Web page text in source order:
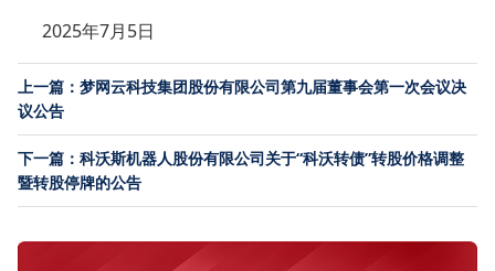
2025年7月5日
上一篇：梦网云科技集团股份有限公司第九届董事会第一次会议决
议公告
下一篇：科沃斯机器人股份有限公司关于“科沃转债”转股价格调整
暨转股停牌的公告